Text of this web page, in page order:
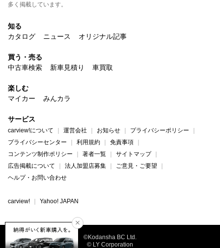
多く掲載しています。
知る
カタログ
ニュース オリジナル記事
買う・売る
中古車検索
新車見積り 車買取
楽しむ
マイカー
みんカラ
サービス
carview!について 運営会社 お知らせ
プライバシーポリシー
プライバシーセンター
利用規約
免責事項
コンテンツ制作ポリシー
著者一覧
サイトマップ
広告掲載について
法人加盟店募集
ご意見・ご要望
ヘルプ・お問い合わせ
carview! Yahoo! JAPAN
©Kodansha BC Ltd.
© LY Corporation